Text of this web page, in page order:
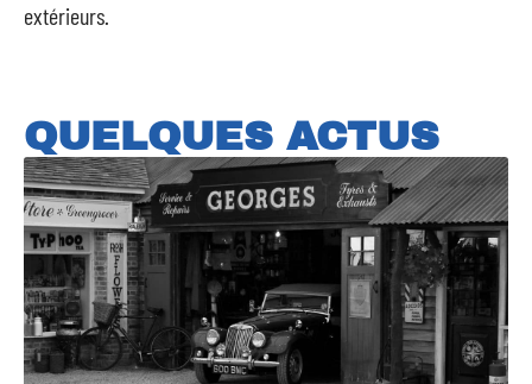
extérieurs.
QUELQUES ACTUS